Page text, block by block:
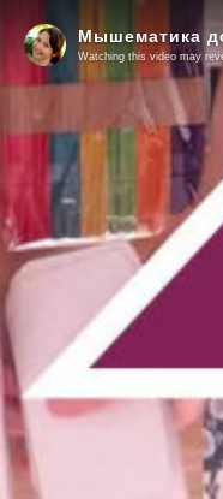
Watching this video may